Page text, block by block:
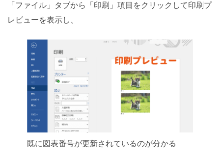
「ファイル」タブから「印刷」項目をクリックして印刷プ
レビューを表示し、
既に図表番号が更新されているのが分かる